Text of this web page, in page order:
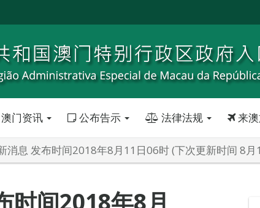
门资讯 公布告示 法律法规 来
消息 发布时间2018年8月11日06时 (下次更新时间 8月
时间2018年8月